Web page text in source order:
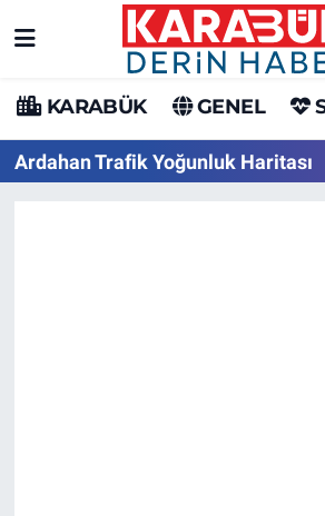
KARABÜK GENEL
Ardahan Trafik Yoğunluk Haritası
Karabük Hava Durumu